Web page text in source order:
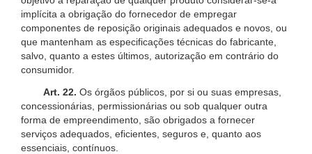
implícita a obrigação do fornecedor de empregar
componentes de reposição originais adequados e novos, ou
que mantenham as especificações técnicas do fabricante,
salvo, quanto a estes últimos, autorização em contrário do
consumidor.
Art. 22. Os órgãos públicos, por si ou suas empresas,
concessionárias, permissionárias ou sob qualquer outra
forma de empreendimento, são obrigados a fornecer
serviços adequados, eficientes, seguros e, quanto aos
essenciais, contínuos.